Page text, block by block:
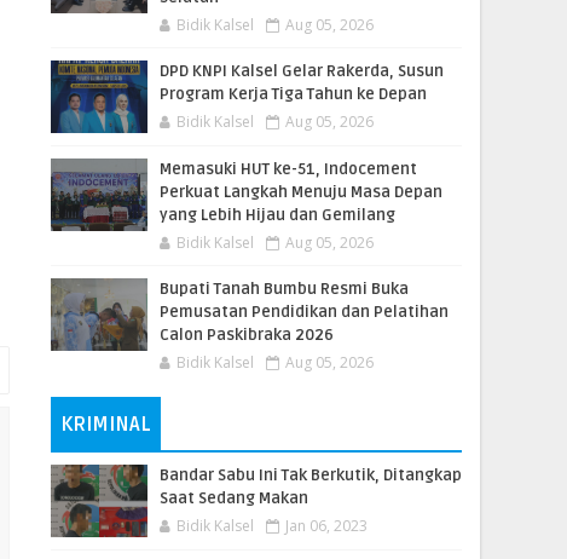
Bidik Kalsel Aug 05, 2026
DPD KNPI Kalsel Gelar Rakerda, Susun
Program Kerja Tiga Tahun ke Depan
Bidik Kalsel Aug 05, 2026
Memasuki HUT ke-51, Indocement
Perkuat Langkah Menuju Masa Depan
yang Lebih Hijau dan Gemilang
Bidik Kalsel Aug 05, 2026
Bupati Tanah Bumbu Resmi Buka
Pemusatan Pendidikan dan Pelatihan
Calon Paskibraka 2026
Bidik Kalsel Aug 05, 2026
KRIMINAL
Bandar Sabu Ini Tak Berkutik, Ditangkap
Saat Sedang Makan
Bidik Kalsel Jan 06, 2023